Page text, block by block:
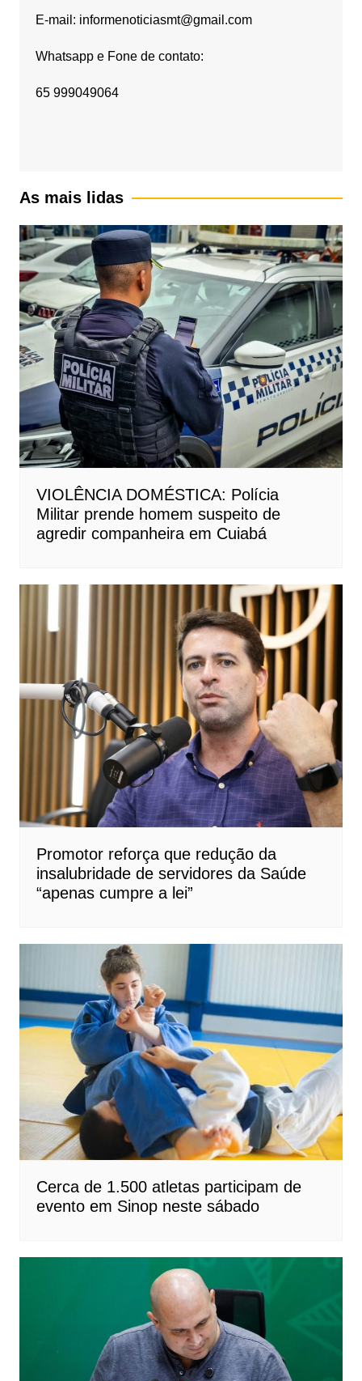
E-mail: informenoticiasmt@gmail.com
Whatsapp e Fone de contato:
65 999049064
As mais lidas
VIOLÊNCIA DOMÉSTICA: Polícia
Militar prende homem suspeito de
agredir companheira em Cuiabá
Promotor reforça que redução da
insalubridade de servidores da Saúde
“apenas cumpre a lei”
Cerca de 1.500 atletas participam de
evento em Sinop neste sábado